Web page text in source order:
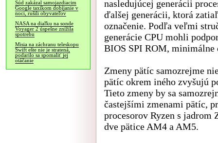
Súd zakázal samojazdiacim
Google taxíkom dobíjanie v
noci, rušili obyvateľov
NASA na diaľku na sonde
Voyager 2 úspešne znížila
spotrebu
Misia na záchranu teleskopu
Swift ešte nie je stratená,
podarilo sa spomaliť jej
otáčanie
nasledujúcej generácii
ďalšej generácii, ktorá
označenie. Podľa veľmi
generácie CPU mohli
BIOS SPI ROM, minimálne
Zmeny pätíc samozrejme
pätíc okrem iného zvyšujú
Tieto zmeny by sa
častejšími zmenami pätíc,
procesorov Ryzen s jadrom
dve pätice AM4 a AM5.